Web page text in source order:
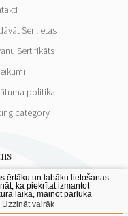
Senlietas
Sertifikāts
politika
category
ērtāku un labāku lietošanas
ka piekrītat izmantot
laikā, mainot pārlūka
Uzzināt vairāk